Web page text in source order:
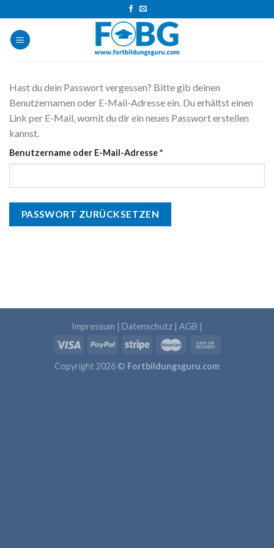
to
content
Hast du dein Passwort vergessen? Bitte gib deinen
Benutzernamen oder E-Mail-Adresse ein. Du erhältst einen
Link per E-Mail, womit du dir ein neues Passwort erstellen
kannst.
Benutzername oder E-Mail-Adresse*Erforderlich
PASSWORT ZURÜCKSETZEN
Impressum | Datenschutz | AGB |
Copyright 2026 © Fortbildungsguru.com